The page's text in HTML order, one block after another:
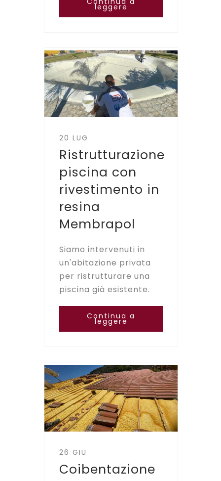
leggere
20 LUG
Ristrutturazione
piscina con
rivestimento in
resina
Membrapol
Siamo intervenuti in
un'abitazione privata
per ristrutturare una
piscina già esistente.
Continua a
leggere
26 GIU
Coibentazione